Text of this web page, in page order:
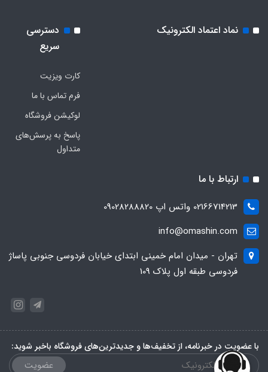
نماد اعتماد الکترونیک
دسترسی
سریع
کارت ویزیت
فرم تماس با ما
لوکیشن فروشگاه
پاسخ به پرسش‌های
متداول
ارتباط با ما
02166714213 واتس اپ 09028288820
info@omashin.com
تهران - میدان امام خمینی ابتدای خیابان فردوسی جنوبی پاساژ
فردوسی طبقه اول پلاک 109
با عضویت در خبرنامه، از تخفیف‌ها و جدیدترین‌های فروشگاه باخبر شوید:
عضویت